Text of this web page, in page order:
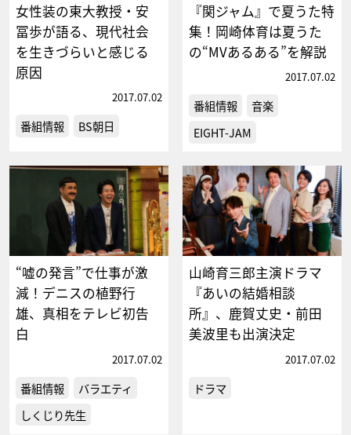
女性装の東大教授・安
冨歩が語る、現代社会
を生きづらいと感じる
原因
2017.07.02
番組情報 BS朝日
『関ジャム』で夏うた特
集！岡崎体育は夏うた
の“MVあるある”を解説
2017.07.02
番組情報
音楽
EIGHT-JAM
“嘘の発言”で仕事が激
減！デニスの植野行
雄、真相をテレビ初告
白
2017.07.02
番組情報
バラエティ
しくじり先生
山崎育三郎主演ドラマ
『あいの結婚相談
所』、鹿賀丈史・前田
美波里も出演決定
2017.07.02
ドラマ